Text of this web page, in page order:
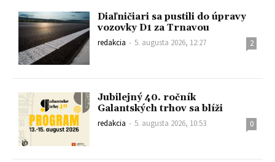
Diaľničiari sa pustili do úpravy
vozovky D1 za Trnavou
redakcia - 5. augusta 2026, 12:27 2
Jubilejný 40. ročník
Galantských trhov sa blíži
redakcia - 5. augusta 2026, 10:53 0